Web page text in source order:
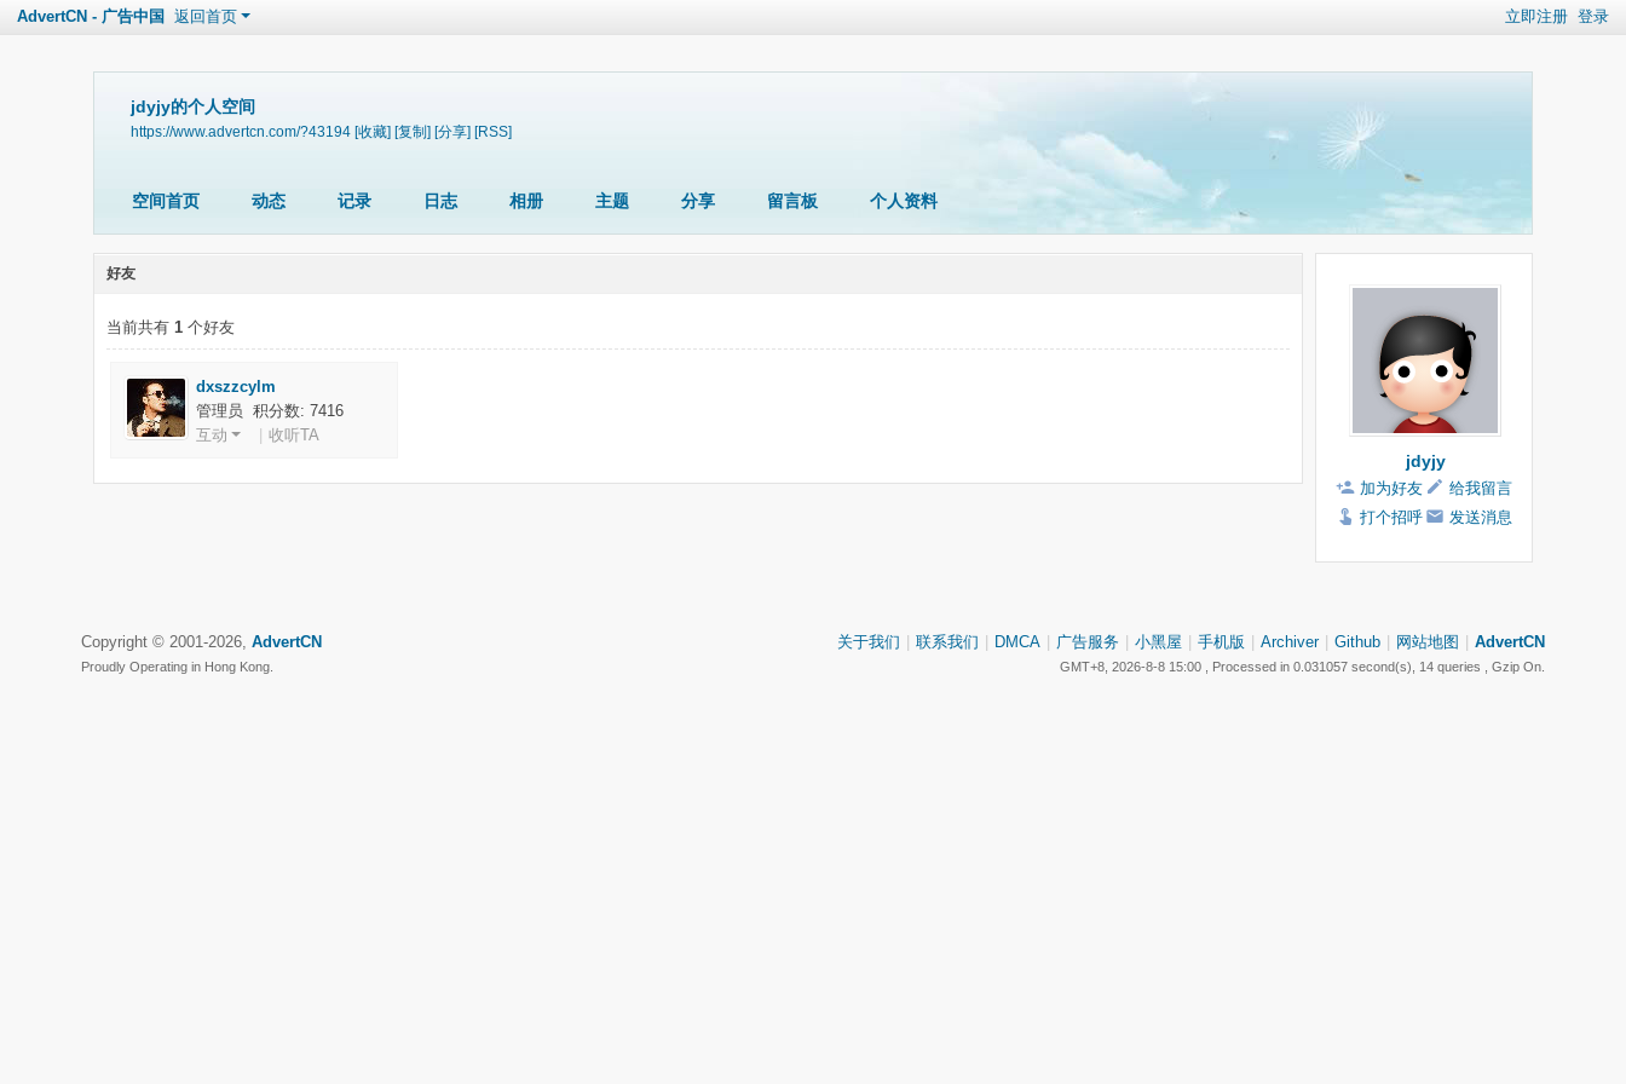
立即注册 登录
AdvertCN - 广告中国 返回首页
jdyjy的个人空间
https://www.advertcn.com/?43194 [收藏] [复制] [分享] [RSS]
空间首页 动态 记录 日志 相册 主题 分享 留言板 个人资料
好友
当前共有 1 个好友
dxszzcylm
管理员 积分数: 7416
互动
收听TA
jdyjy
加为好友
给我留言
打个招呼
发送消息
关于我们 联系我们 DMCA 广告服务 小黑屋 手机版 Archiver Github 网站地图 AdvertCN
GMT+8, 2026-8-8 15:00 , Processed in 0.031057 second(s), 14 queries , Gzip On.
Copyright © 2001-2026, AdvertCN
Proudly Operating in Hong Kong.